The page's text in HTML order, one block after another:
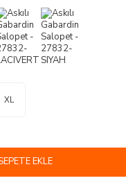
XL
EKLE